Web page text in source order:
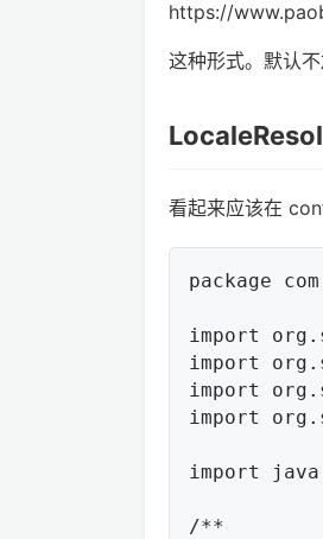
https://
这种形式。默认
看起来应该在
package
import
import
import
import
import
/**